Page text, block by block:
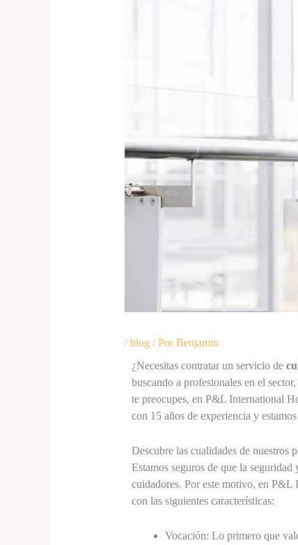
/blog/ PorBenjamin
¿Necesitas contratar un servicio de
buscando a profesionales en el
te preocupes, en P&L International
con 15 años de experiencia y
Descubre las cualidades de nuestros
Estamos seguros de que la
cuidadores. Por este motivo, en P&L
con las siguientes características:
Vocación: Lo primero que